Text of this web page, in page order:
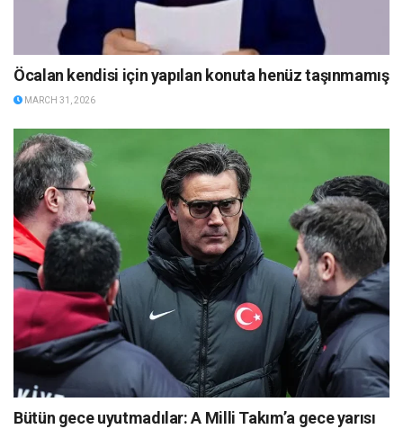
Öcalan kendisi için yapılan konuta henüz taşınmamış
MARCH 31, 2026
Bütün gece uyutmadılar: A Milli Takım’a gece yarısı